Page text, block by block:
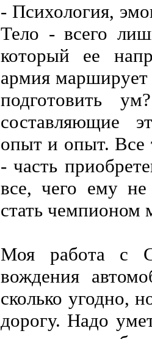
- Психология,
Тело - всего
который ее
армия
подготовить
составляющие
опыт и опыт. Все
- часть
все, чего ему
стать чемпионом
Моя работа с
вождения
сколько угодно,
дорогу. Надо